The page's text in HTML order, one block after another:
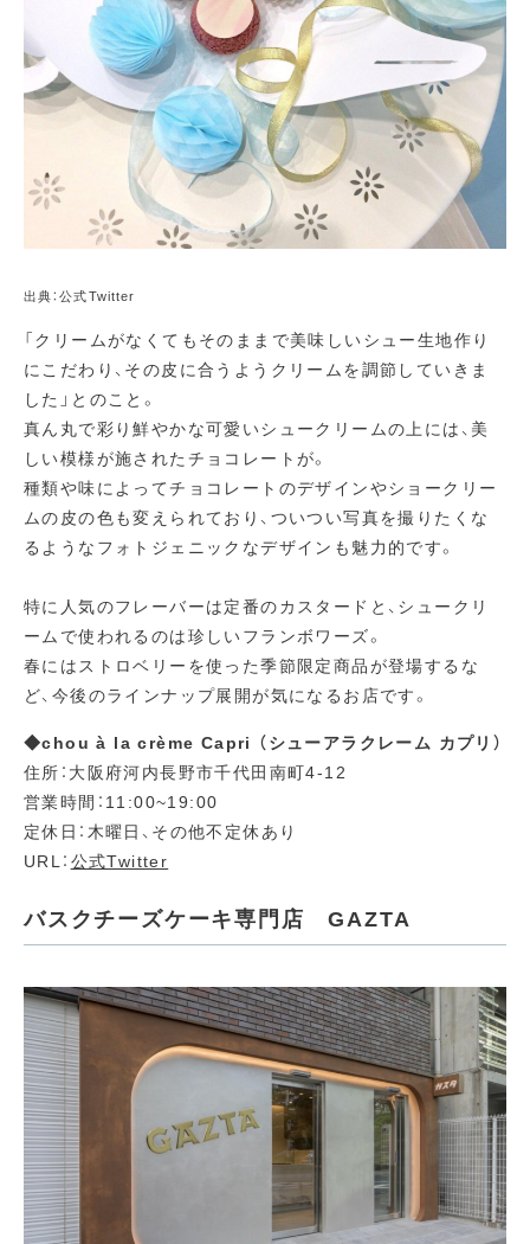
出典：公式Twitter
「クリームがなくてもそのままで美味しいシュー生地作り
にこだわり、その皮に合うようクリームを調節していきま
した」とのこと。
真ん丸で彩り鮮やかな可愛いシュークリームの上には、美
しい模様が施されたチョコレートが。
種類や味によってチョコレートのデザインやショークリー
ムの皮の色も変えられており、ついつい写真を撮りたくな
るようなフォトジェニックなデザインも魅力的です。
特に人気のフレーバーは定番のカスタードと、シュークリ
ームで使われるのは珍しいフランボワーズ。
春にはストロベリーを使った季節限定商品が登場するな
ど、今後のラインナップ展開が気になるお店です。
◆chou à la crème Capri （シューアラクレーム カプリ）
住所：大阪府河内長野市千代田南町4-12
営業時間：11:00~19:00
定休日：木曜日、その他不定休あり
URL： 公式Twitter
バスクチーズケーキ専門店 GAZTA